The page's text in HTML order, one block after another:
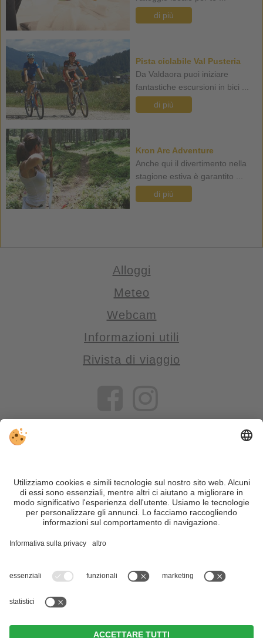
di più
Pista ciclabile Val Pusteria
Da Valdaora puoi iniziare
fantastiche escursioni in bici ...
di più
Kron Arc Adventure
Anche qui il divertimento nella
stagione estiva è garantito ...
di più
Alloggi
Meteo
Webcam
Informazioni utili
Rivista di viaggio
VIVOSüdtirol è il portale di viaggio per chi desidera vivere il
Trentino Alto Adige davvero – con consigli autentici, alloggi e
offerte su misura.
Nonostante il lavoro accurato e il costante aggiornamento dei
motivi di sicurezza, si prega di verificare chiedendo
| Part. IVA IT02365710215